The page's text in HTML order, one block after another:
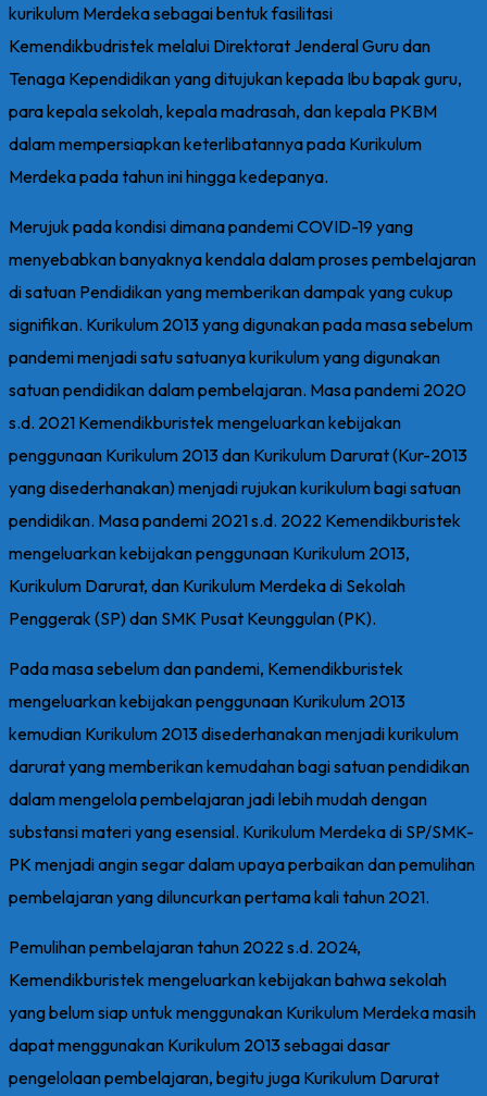
kurikulum Merdeka sebagai bentuk fasilitasi
Kemendikbudristek melalui Direktorat Jenderal Guru dan
Tenaga Kependidikan yang ditujukan kepada Ibu bapak guru,
para kepala sekolah, kepala madrasah, dan kepala PKBM
dalam mempersiapkan keterlibatannya pada Kurikulum
Merdeka pada tahun ini hingga kedepanya.
Merujuk pada kondisi dimana pandemi COVID-19 yang
menyebabkan banyaknya kendala dalam proses pembelajaran
di satuan Pendidikan yang memberikan dampak yang cukup
signifikan. Kurikulum 2013 yang digunakan pada masa sebelum
pandemi menjadi satu satuanya kurikulum yang digunakan
satuan pendidikan dalam pembelajaran. Masa pandemi 2020
s.d. 2021 Kemendikburistek mengeluarkan kebijakan
penggunaan Kurikulum 2013 dan Kurikulum Darurat (Kur-2013
yang disederhanakan) menjadi rujukan kurikulum bagi satuan
pendidikan. Masa pandemi 2021 s.d. 2022 Kemendikburistek
mengeluarkan kebijakan penggunaan Kurikulum 2013,
Kurikulum Darurat, dan Kurikulum Merdeka di Sekolah
Penggerak (SP) dan SMK Pusat Keunggulan (PK).
Pada masa sebelum dan pandemi, Kemendikburistek
mengeluarkan kebijakan penggunaan Kurikulum 2013
kemudian Kurikulum 2013 disederhanakan menjadi kurikulum
darurat yang memberikan kemudahan bagi satuan pendidikan
dalam mengelola pembelajaran jadi lebih mudah dengan
substansi materi yang esensial. Kurikulum Merdeka di SP/SMK-
PK menjadi angin segar dalam upaya perbaikan dan pemulihan
pembelajaran yang diluncurkan pertama kali tahun 2021.
Pemulihan pembelajaran tahun 2022 s.d. 2024,
Kemendikburistek mengeluarkan kebijakan bahwa sekolah
yang belum siap untuk menggunakan Kurikulum Merdeka masih
dapat menggunakan Kurikulum 2013 sebagai dasar
pengelolaan pembelajaran, begitu juga Kurikulum Darurat